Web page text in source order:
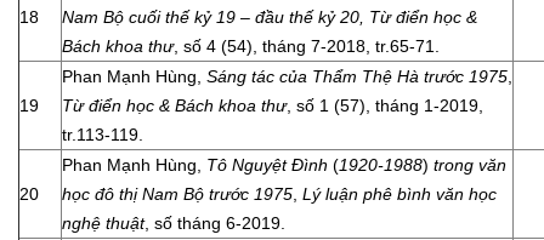
18
Nam Bộ cuối thế kỷ 19 – đầu thế kỷ 20, Từ điển học &
Bách khoa thư, số 4 (54), tháng 7-2018, tr.65-71.
19
Phan Mạnh Hùng, Sáng tác của Thẩm Thệ Hà trước 1975
Từ điển học & Bách khoa thư, số 1 (57), tháng 1-2019,
tr.113-119.
20
Phan Mạnh Hùng, Tô Nguyệt Đình (1920-1988) trong văn
học đô thị Nam Bộ trước 1975 Lý luận phê bình văn học
nghệ thuật, số tháng 6-2019.